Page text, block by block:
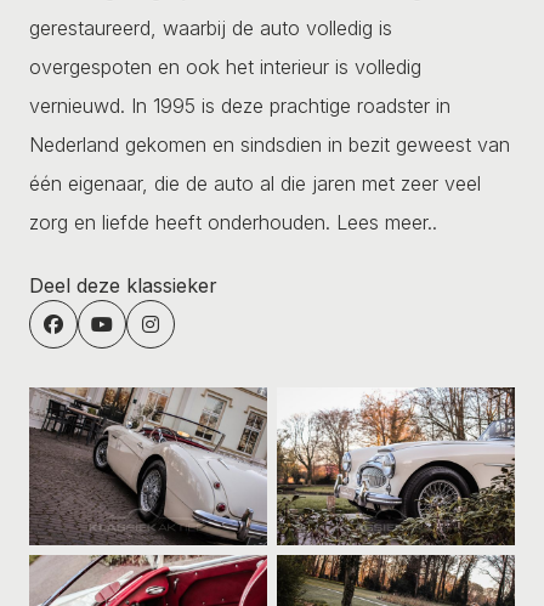
gerestaureerd, waarbij de auto volledig is
overgespoten en ook het interieur is volledig
vernieuwd. In 1995 is deze prachtige roadster in
Nederland gekomen en sindsdien in bezit geweest van
één eigenaar, die de auto al die jaren met zeer veel
zorg en liefde heeft onderhouden. Lees meer..
Deel deze klassieker